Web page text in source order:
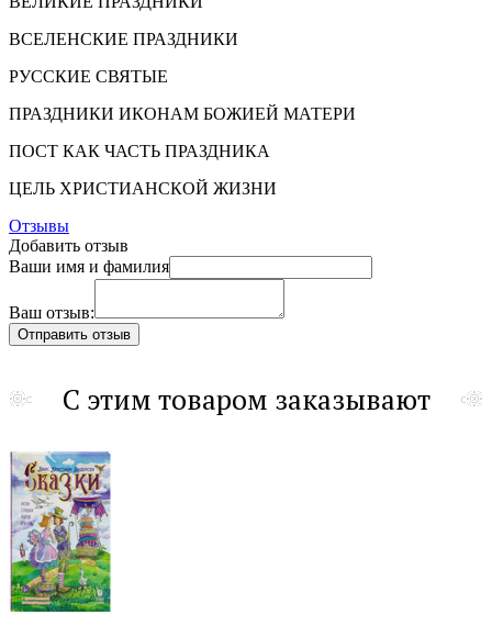
ВСЕЛЕНСКИЕ ПРАЗДНИКИ
РУССКИЕ СВЯТЫЕ
ПРАЗДНИКИ ИКОНАМ БОЖИЕЙ МАТЕРИ
ПОСТ КАК ЧАСТЬ ПРАЗДНИКА
ЦЕЛЬ ХРИСТИАНСКОЙ ЖИЗНИ
Отзывы
Добавить отзыв
Ваши имя и фамилия
Ваш отзыв:
С этим товаром заказывают